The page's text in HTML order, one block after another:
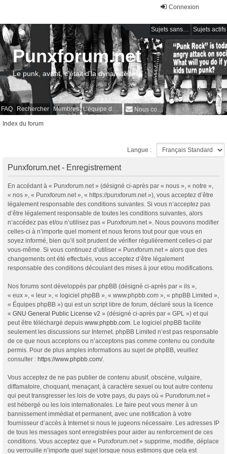
Connexion
Sujets sans réponse Sujets actifs
FAQ Rechercher Membres L’équipe du forum Nous contacter
Punxforum.net
Le punk, avant, c'était d'la dynamite !
Index du forum
Langue :
Punxforum.net - Enregistrement
En accédant à « Punxforum.net » (désigné ci-après par « nous », « notre »,
« nos », « Punxforum.net », « https://punxforum.net »), vous acceptez d’être
légalement responsable des conditions suivantes. Si vous n’acceptez pas
d’être légalement responsable de toutes les conditions suivantes, alors
n’accédez pas et/ou n’utilisez pas « Punxforum.net ». Nous pouvons modifier
celles-ci à n’importe quel moment et nous ferons tout pour que vous en
soyez informé, bien qu’il soit prudent de vérifier régulièrement celles-ci par
vous-même. Si vous continuez d’utiliser « Punxforum.net » alors que des
changements ont été effectués, vous acceptez d’être légalement
responsable des conditions découlant des mises à jour et/ou modifications.
Nos forums sont développés par phpBB (désigné ci-après par « ils »,
« eux », « leur », « logiciel phpBB », « www.phpbb.com », « phpBB Limited »,
« Équipes phpBB ») qui est un script libre de forum, déclaré sous la licence
« GNU General Public License v2 » (désigné ci-après par « GPL ») et qui
peut être téléchargé depuis www.phpbb.com. Le logiciel phpBB facilite
seulement les discussions sur Internet. phpBB Limited n’est pas responsable
de ce que nous acceptons ou n’acceptons pas comme contenu ou conduite
permis. Pour de plus amples informations au sujet de phpBB, veuillez
consulter : https://www.phpbb.com/.
Vous acceptez de ne pas publier de contenu abusif, obscène, vulgaire,
diffamatoire, choquant, menaçant, à caractère sexuel ou tout autre contenu
qui peut transgresser les lois de votre pays, du pays où « Punxforum.net »
est hébergé ou les lois internationales. Le faire peut vous mener à un
bannissement immédiat et permanent, avec une notification à votre
fournisseur d’accès à Internet si nous le jugeons nécessaire. Les adresses IP
de tous les messages sont enregistrées pour aider au renforcement de ces
conditions. Vous acceptez que « Punxforum.net » supprime, modifie, déplace
ou verrouille n’importe quel sujet lorsque nous estimons que cela est